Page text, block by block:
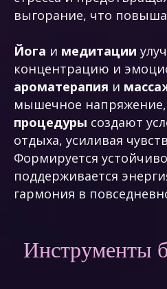
выгорание, что
Йога и медитации
концентрацию и
ароматерапия и
мышечное
процедуры создают
отдыха, усиливая
Формируется
поддерживается
гармония в
Инструменты